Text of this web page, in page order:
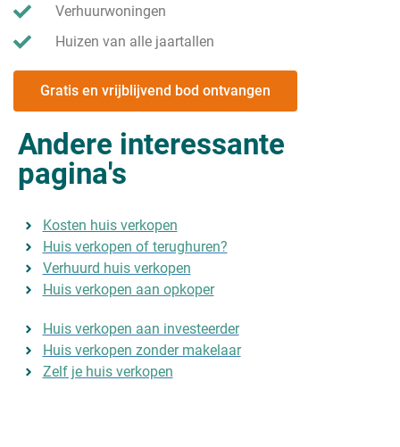
Verhuurwoningen
Huizen van alle jaartallen
Gratis en vrijblijvend bod ontvangen
Andere interessante
pagina's
Kosten huis verkopen
Huis verkopen of terughuren?
Verhuurd huis verkopen
Huis verkopen aan opkoper
Huis verkopen aan investeerder
Huis verkopen zonder makelaar
Zelf je huis verkopen